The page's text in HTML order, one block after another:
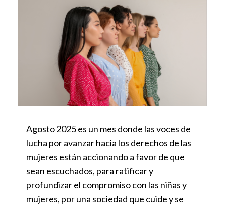
Agosto 2025 es un mes donde las voces de
lucha por avanzar hacia los derechos de las
mujeres están accionando a favor de que
sean escuchados, para ratificar y
profundizar el compromiso con las niñas y
mujeres, por una sociedad que cuide y se